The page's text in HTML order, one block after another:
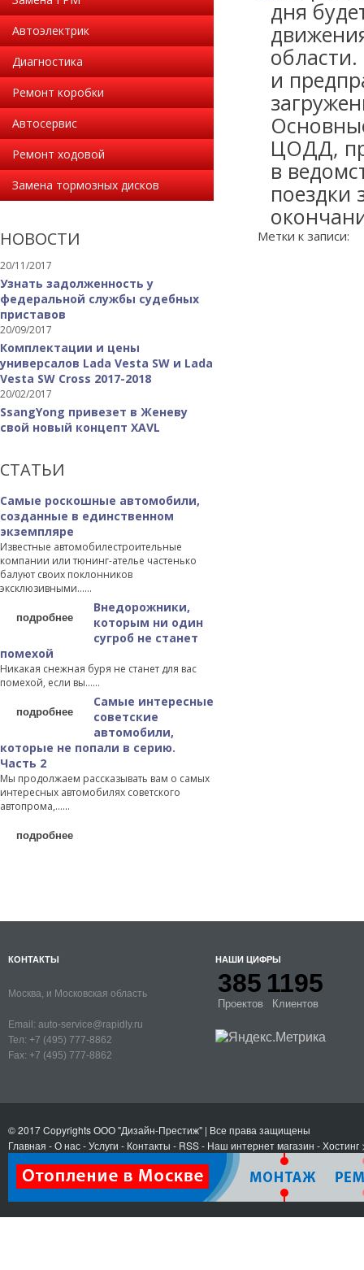
Автоэлектрик
Диагностика
Ремонт коробки
Автосервис
Ремонт ходовой
Замена тормозных дисков
НОВОСТИ
20/11/2017
Узнать задолженность у
федеральной службы судебных
приставов
20/09/2017
Комплектации и цены
универсалов Lada Vesta SW и Lada
Vesta SW Cross 2017-2018
20/02/2017
SsangYong привезет в Женеву
свой новый концепт XAVL
СТАТЬИ
Самые роскошные автомобили,
созданные в единственном
экземпляре
Известные автомобилестроительные
компании или тюнинг-ателье частенько
балуют своих поклонников
эксклюзивными…...
подробнее
Внедорожники,
которым ни один
сугроб не станет
помехой
Никакая снежная буря не станет для вас
помехой, если вы…...
подробнее
Самые интересные
советские
автомобили,
которые не попали в серию.
Часть 2
Мы продолжаем рассказывать вам о самых
интересных автомобилях советского
автопрома,…...
подробнее
дня
и
ЦОДД,
в
поездки
Метки к записи:
КОНТАКТЫ
Москва, и Московская область
Email: auto-service@rapidly.ru
Тел: +7 (495) 777-8862
Fax: +7 (495) 777-8862
НАШИ ЦИФРЫ
385
Проектов
1195
Клиентов
© 2017 CopyrightsООО "Дизайн-Престиж" | Все права защищены
Главная -О нас-Услуги - Контакты - RSS- Наш интернет магазин -Хостинг